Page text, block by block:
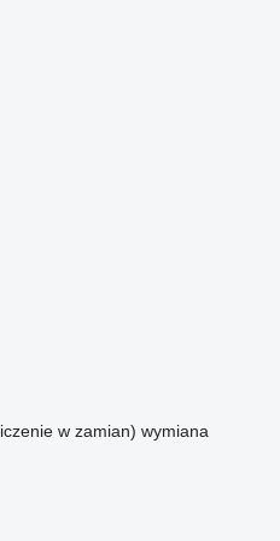
w zamian) wymiana